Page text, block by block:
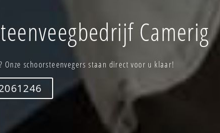
Camerig
schoorsteenvegers staan direct voor u klaar!